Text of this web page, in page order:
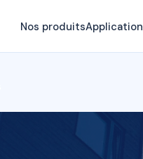
Nos produitsApplication